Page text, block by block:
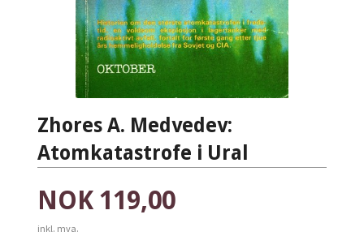
Zhores A. Medvedev:
Atomkatastrofe i Ural
Pris
NOK 119,00
inkl. mva.